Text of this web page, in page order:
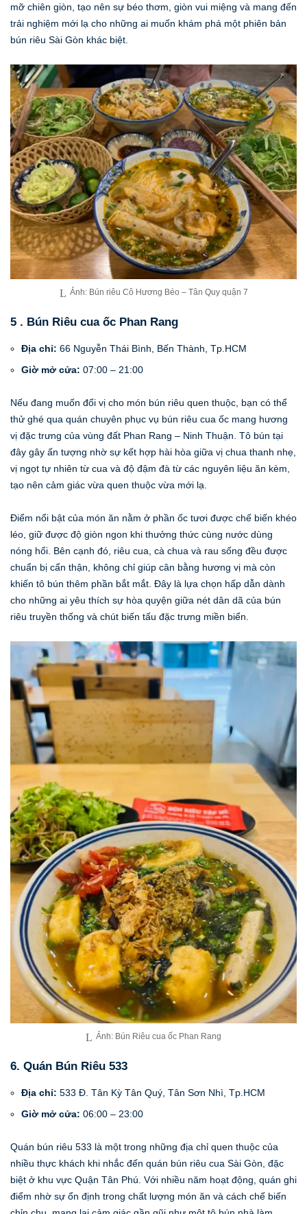
mỡ chiên giòn, tạo nên sự béo thơm, giòn vui miệng và mang đến
trải nghiệm mới lạ cho những ai muốn khám phá một phiên bản
bún riêu Sài Gòn khác biệt.
Ảnh: Bún riêu Cô Hương Béo – Tân Quy quận 7
5 . Bún Riêu cua ốc Phan Rang
Địa chỉ: 66 Nguyễn Thái Bình, Bến Thành, Tp.HCM
Giờ mở cửa: 07:00 – 21:00
Nếu đang muốn đổi vị cho món bún riêu quen thuộc, bạn có thể
thử ghé qua quán chuyên phục vụ bún riêu cua ốc mang hương
vị đặc trưng của vùng đất Phan Rang – Ninh Thuận. Tô bún tại
đây gây ấn tượng nhờ sự kết hợp hài hòa giữa vị chua thanh nhẹ,
vị ngọt tự nhiên từ cua và độ đậm đà từ các nguyên liệu ăn kèm,
tạo nên cảm giác vừa quen thuộc vừa mới lạ.
Điểm nổi bật của món ăn nằm ở phần ốc tươi được chế biến khéo
léo, giữ được độ giòn ngon khi thưởng thức cùng nước dùng
nóng hổi. Bên cạnh đó, riêu cua, cà chua và rau sống đều được
chuẩn bị cẩn thận, không chỉ giúp cân bằng hương vị mà còn
khiến tô bún thêm phần bắt mắt. Đây là lựa chọn hấp dẫn dành
cho những ai yêu thích sự hòa quyện giữa nét dân dã của bún
riêu truyền thống và chút biến tấu đặc trưng miền biển.
Ảnh: Bún Riêu cua ốc Phan Rang
6. Quán Bún Riêu 533
Địa chỉ: 533 Đ. Tân Kỳ Tân Quý, Tân Sơn Nhì, Tp.HCM
Giờ mở cửa: 06:00 – 23:00
Quán bún riêu 533 là một trong những địa chỉ quen thuộc của
nhiều thực khách khi nhắc đến quán bún riêu cua Sài Gòn, đặc
biệt ở khu vực Quận Tân Phú. Với nhiều năm hoạt động, quán ghi
điểm nhờ sự ổn định trong chất lượng món ăn và cách chế biến